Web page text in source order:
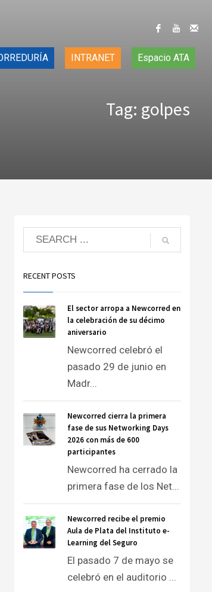
INTRANET Espacio ATA
Tag: golpes
RECENT POSTS
El sector arropa a Newcorred en
la celebración de su décimo
aniversario
Newcorred celebró el
pasado 29 de junio en
Madr...
Newcorred cierra la primera
fase de sus Networking Days
2026 con más de 600
participantes
Newcorred ha cerrado la
primera fase de los Net...
Newcorred recibe el premio
Aula de Plata del Instituto e-
Learning del Seguro
El pasado 7 de mayo se
celebró en el auditorio ...